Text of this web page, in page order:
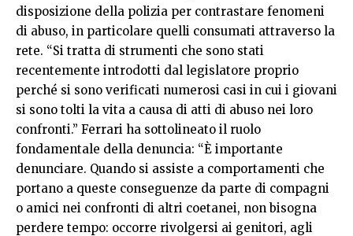
disposizione della polizia per contrastare fenomeni
di abuso, in particolare quelli consumati attraverso la
rete. “Si tratta di strumenti che sono stati
recentemente introdotti dal legislatore proprio
perché si sono verificati numerosi casi in cui i giovani
si sono tolti la vita a causa di atti di abuso nei loro
confronti.” Ferrari ha sottolineato il ruolo
fondamentale della denuncia: “È importante
denunciare. Quando si assiste a comportamenti che
portano a queste conseguenze da parte di compagni
o amici nei confronti di altri coetanei, non bisogna
perdere tempo: occorre rivolgersi ai genitori, agli